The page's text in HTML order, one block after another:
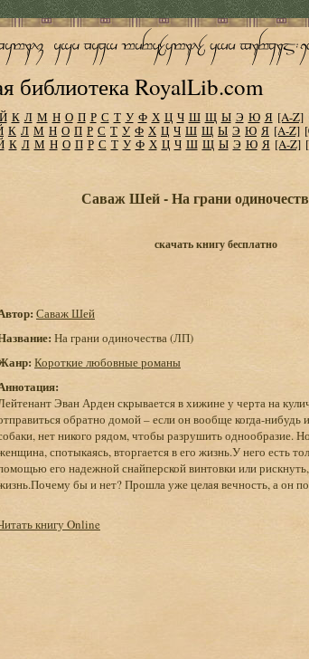
библиотека RoyalLib.com
Й К Л М Н О П Р С Т У Ф Х Ц Ч Ш Щ Ы Э Ю Я [A-Z]
К Л М Н О П Р С Т У Ф Х Ц Ч Ш Щ Ы Э Ю Я [A-Z]
К Л М Н О П Р С Т У Ф Х Ц Ч Ш Щ Ы Э Ю Я [A-Z]
Саваж Шей - На грани
скачать книгу бесплатно
Саваж Шей
На грани одиночества (ЛП)
Короткие любовные романы
Эван Арден скрывается в хижине у черта на
обратно домой – если он вообще когда-
нет никого рядом, чтобы разрушить однообразие.
спотыкаясь, вторгается в его жизнь.У него есть
его надежной снайперской винтовки или
бы и нет? Прошла уже целая вечность, а он
книгу Online